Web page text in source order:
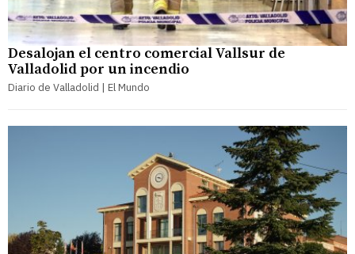
Desalojan el centro comercial Vallsur de
Valladolid por un incendio
Diario de Valladolid | El Mundo